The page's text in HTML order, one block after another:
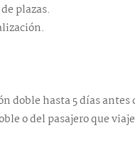
plazas.
doble hasta 5 días antes
o del pasajero que